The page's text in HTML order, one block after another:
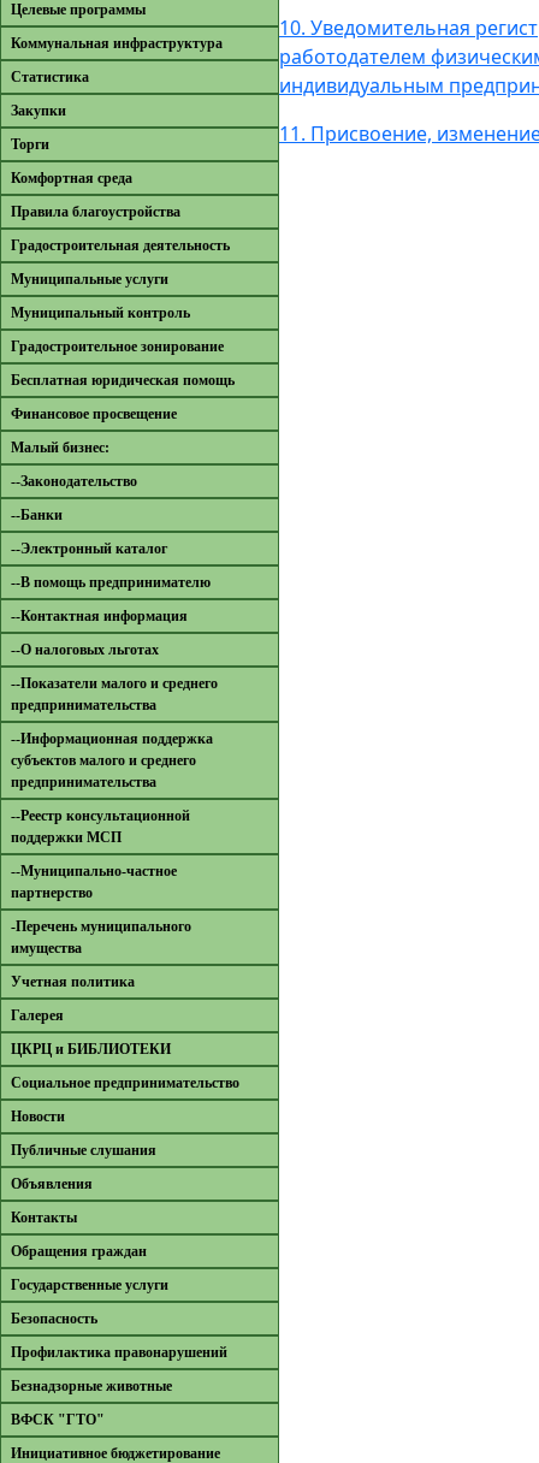
Целевые программы
Коммунальная инфраструктура
Cтатистика
Закупки
Торги
Комфортная среда
Правила благоустройства
Градостроительная деятельность
Муниципальные услуги
Муниципальный контроль
Градостроительное зонирование
Бесплатная юридическая помощь
Финансовое просвещение
Малый бизнес:
--Законодательство
--Банки
--Электронный каталог
--В помощь предпринимателю
--Контактная информация
--О налоговых льготах
--Показатели малого и среднего
предпринимательства
--Информационная поддержка
субъектов малого и среднего
предпринимательства
--Реестр консультационной
поддержки МСП
--Муниципально-частное
партнерство
-Перечень муниципального
имущества
Учетная политика
Галерея
ЦКРЦ и БИБЛИОТЕКИ
Социальное предпринимательство
Новости
Публичные слушания
Объявления
Контакты
Обращения граждан
Государственные услуги
Безопасность
Профилактика правонарушений
Безнадзорные животные
ВФСК "ГТО"
Инициативное бюджетирование
10. Уведомительная
работодателем
индивидуальным
11. Присвоение,